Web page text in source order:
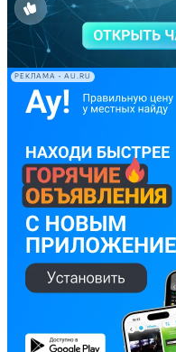
РЕКЛАМА • AU.RU